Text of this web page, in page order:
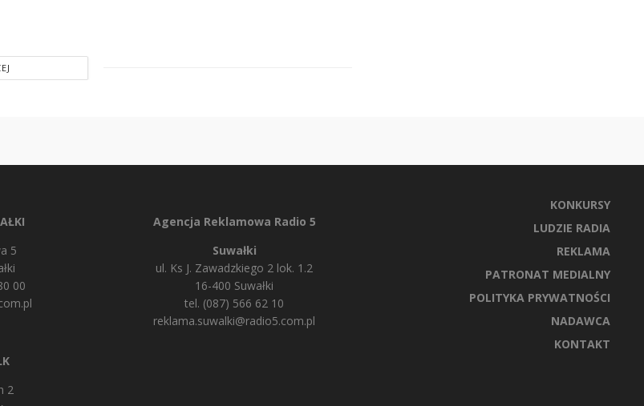
5
00
2
Agencja Reklamowa Radio 5
Suwałki
ul. Ks J. Zawadzkiego 2 lok. 1.2
16-400 Suwałki
tel. (087) 566 62 10
reklama.suwalki@radio5.com.pl
KONKURSY
LUDZIE RADIA
REKLAMA
PATRONAT MEDIALNY
POLITYKA PRYWATNOŚCI
NADAWCA
KONTAKT